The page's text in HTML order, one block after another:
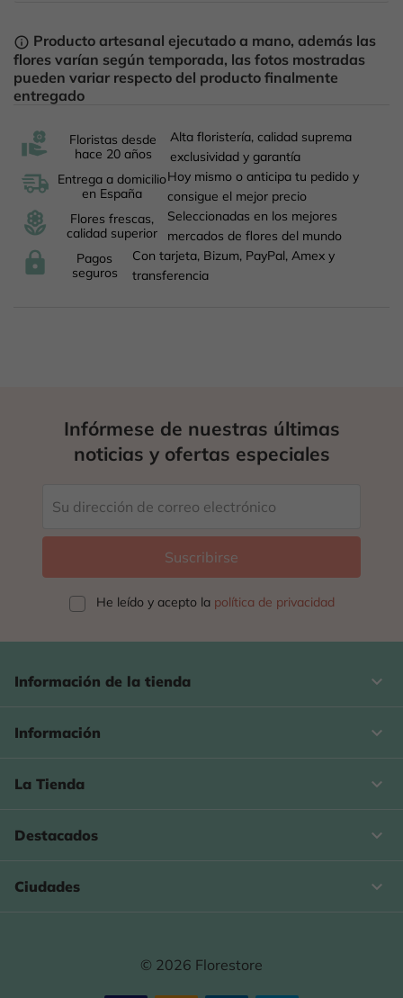
info_outline Producto artesanal ejecutado a mano, además las
flores varían según temporada, las fotos mostradas
pueden variar respecto del producto finalmente
entregado
Floristas desde
hace 20 años
Alta floristería, calidad suprema
exclusividad y garantía
Entrega a domicilio
en España
Hoy mismo o anticipa tu pedido y
consigue el mejor precio
Flores frescas,
calidad superior
Seleccionadas en los mejores
mercados de flores del mundo
Pagos
seguros
Con tarjeta, Bizum, PayPal, Amex y
transferencia
Infórmese de nuestras últimas
noticias y ofertas especiales
He leído y acepto la política de privacidad
Información de la tienda keyboard_arrow_down
Información 
La Tienda 
Destacados 
Ciudades 
© 2026 Florestore